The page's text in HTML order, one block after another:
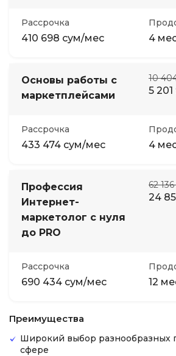
Рассрочка
410 698 сум/мес 4
Основы работы с
маркетплейсами
10
5
Рассрочка
433 474 сум/мес 4
Профессия
Интернет-
маркетолог с нуля
до PRO
62
24
Рассрочка
690 434 сум/мес 12
Преимущества
Широкий выбор разнообразных
сфере